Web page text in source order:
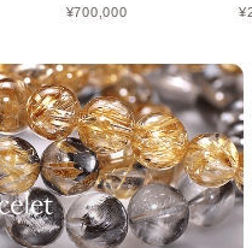
¥700,000 ¥